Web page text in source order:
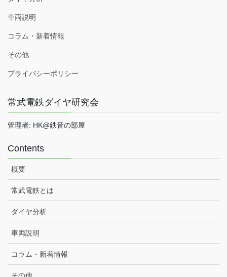
車両説明
コラム・新着情報
その他
プライバシーポリシー
常武電鉄ダイヤ研究会
管理者: HK@鉄音の部屋
Contents
概要
常武電鉄とは
ダイヤ分析
車両説明
コラム・新着情報